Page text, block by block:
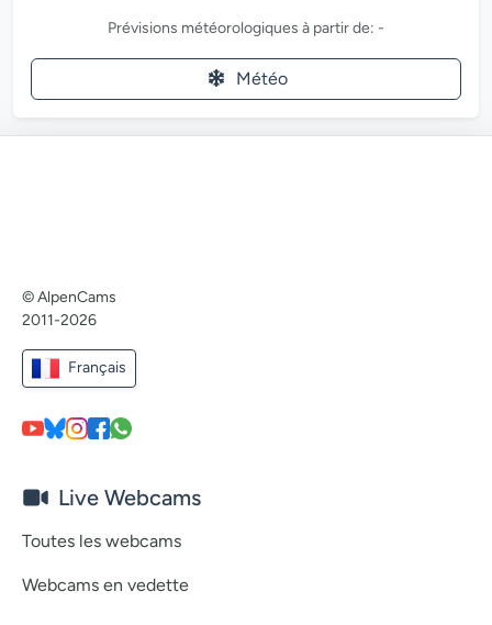
Prévisions météorologiques à partir de: -
Météo
© AlpenCams
2011-2026
Français
Live Webcams
Toutes les webcams
Webcams en vedette